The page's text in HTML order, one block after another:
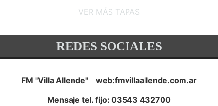
VER MÁS TAPAS
REDES SOCIALES
FM "Villa Allende" web:fmvillaallende.com.ar
Mensaje tel. fijo: 03543 432700